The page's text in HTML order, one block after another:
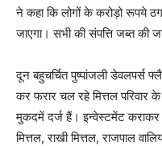
ने कहा कि लोगों के करोड़ो रूपये
जाएगा। सभी की संपत्ति जब्त की
दून बहुचर्चित पुष्पांजली डेवलपर्स
कर फरार चल रहे मित्तल परिवार
मुकदमें दर्ज हैं। इन्वेस्टमेंट कराकर
मित्तल, राखी मित्तल, राजपाल